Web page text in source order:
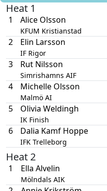
Heat 1
1
Alice Olsson
KFUM Kristianstad
2 Elin Larsson
IF Rigor
3 Rut Nilsson
Simrishamns AIF
4 Michelle Olsson
Malmö AI
5 Olivia Weldingh
IK Finish
6 Dalia Kamf Hoppe
IFK Trelleborg
Heat 2
1
Ella Alvelin
Mölndals AIK